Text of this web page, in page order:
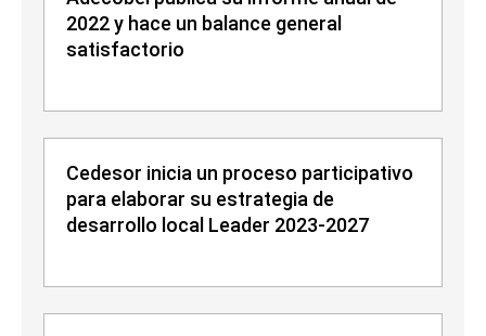
2022 y hace un balance general
satisfactorio
Cedesor inicia un proceso participativo
para elaborar su estrategia de
desarrollo local Leader 2023-2027